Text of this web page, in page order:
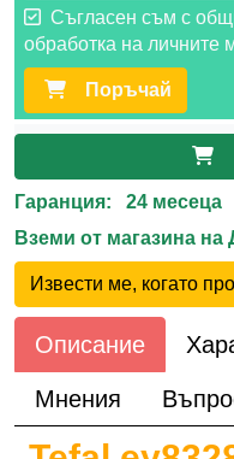
Съгласен съм с
обработка на личните
Поръчай
Гаранция: 24 месеца
Вземи от магазина на
Извести ме, когато
Описание
Мнения